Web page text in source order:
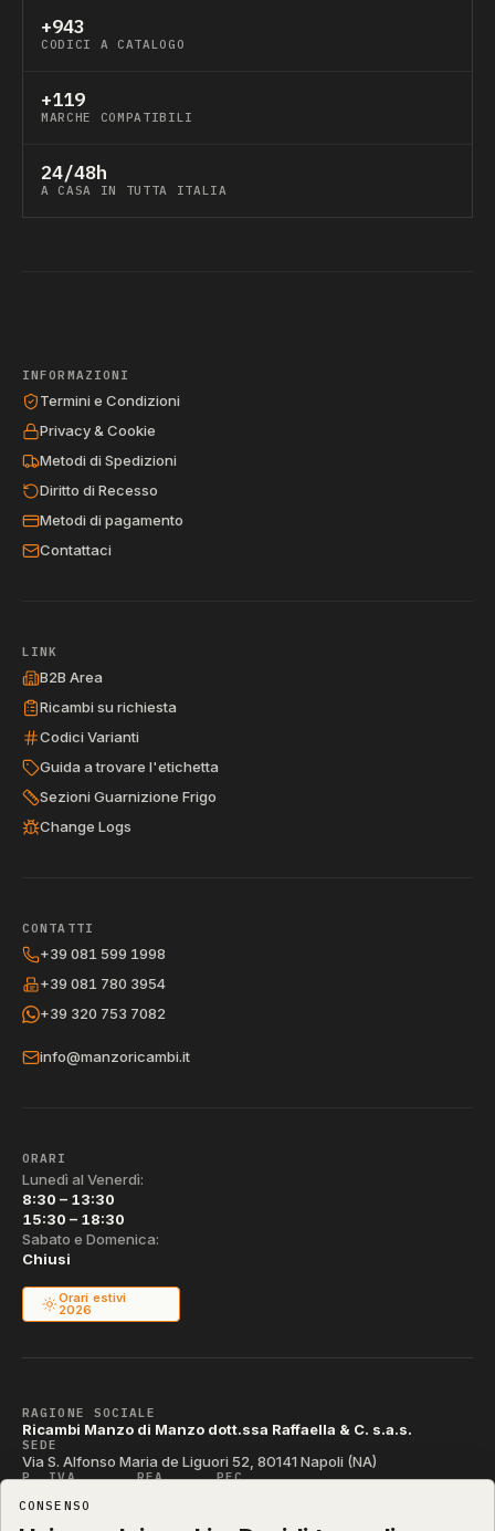
+943
CODICI A CATALOGO
+119
MARCHE COMPATIBILI
24/48h
A CASA IN TUTTA ITALIA
INFORMAZIONI
Termini e Condizioni
Privacy & Cookie
Metodi di Spedizioni
Diritto di Recesso
Metodi di pagamento
Contattaci
LINK
B2B Area
Ricambi su richiesta
Codici Varianti
Guida a trovare l'etichetta
Sezioni Guarnizione Frigo
Change Logs
CONTATTI
+39 081 599 1998
+39 081 780 3954
+39 320 753 7082
info@manzoricambi.it
ORARI
Lunedì al Venerdì:
8:30 – 13:30
15:30 – 18:30
Sabato e Domenica:
Chiusi
Orari estivi
2026
RAGIONE SOCIALE
Ricambi Manzo di Manzo dott.ssa Raffaella & C. s.a.s.
SEDE
Via S. Alfonso Maria de Liguori 52, 80141 Napoli (NA)
P. IVA REA PEC
CODICE SDI
T04ZHR3
CONSENSO